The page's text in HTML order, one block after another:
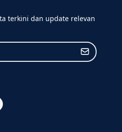
terkini dan update relevan